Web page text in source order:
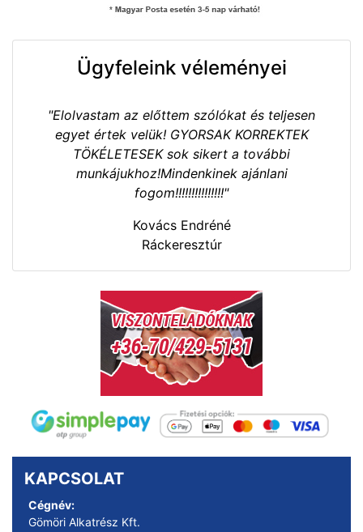
Ügyfeleink véleményei
"Elolvastam az előttem szólókat és teljesen
egyet értek velük! GYORSAK KORREKTEK
TÖKÉLETESEK sok sikert a további
munkájukhoz!Mindenkinek ajánlani
fogom!!!!!!!!!!!!!!!"
Kovács Endréné
Ráckeresztúr
KAPCSOLAT
Cégnév:
Gömöri Alkatrész Kft.